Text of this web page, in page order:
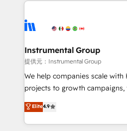
teams has worked with clients just
explore whether S2 is the
Elite Partners with 10+ years
Premier Partner 2023 🌟5
Won HubSpot Theme Challenge
HubSpot Rising Star Why us? Harnessing the full
potential of the powerful HubSpot
HubSpot experience
Hourly-fee (assigned one
Instrumental Group
提供元：Instrumental Group
We help companies scale with
projects to growth campaigns,
Hire an agency that's
HubSpot and willing to work
team to simplify the complex
Elite4.9